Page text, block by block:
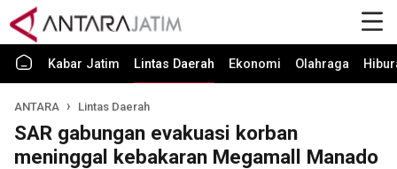
Kabar Jatim Lintas Daerah Ekonomi Olahraga
ANTARA Lintas Daerah
SAR gabungan evakuasi korban
meninggal kebakaran Megamall Manado